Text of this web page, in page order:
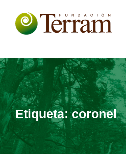
Etiqueta:coronel